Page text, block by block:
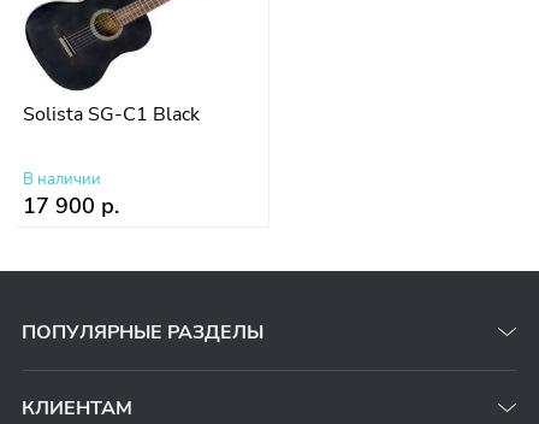
Solista SG-C1 Black
В наличии
17 900 р.
ПОПУЛЯРНЫЕ РАЗДЕЛЫ
КЛИЕНТАМ